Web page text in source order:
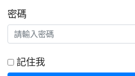
密碼
記住我